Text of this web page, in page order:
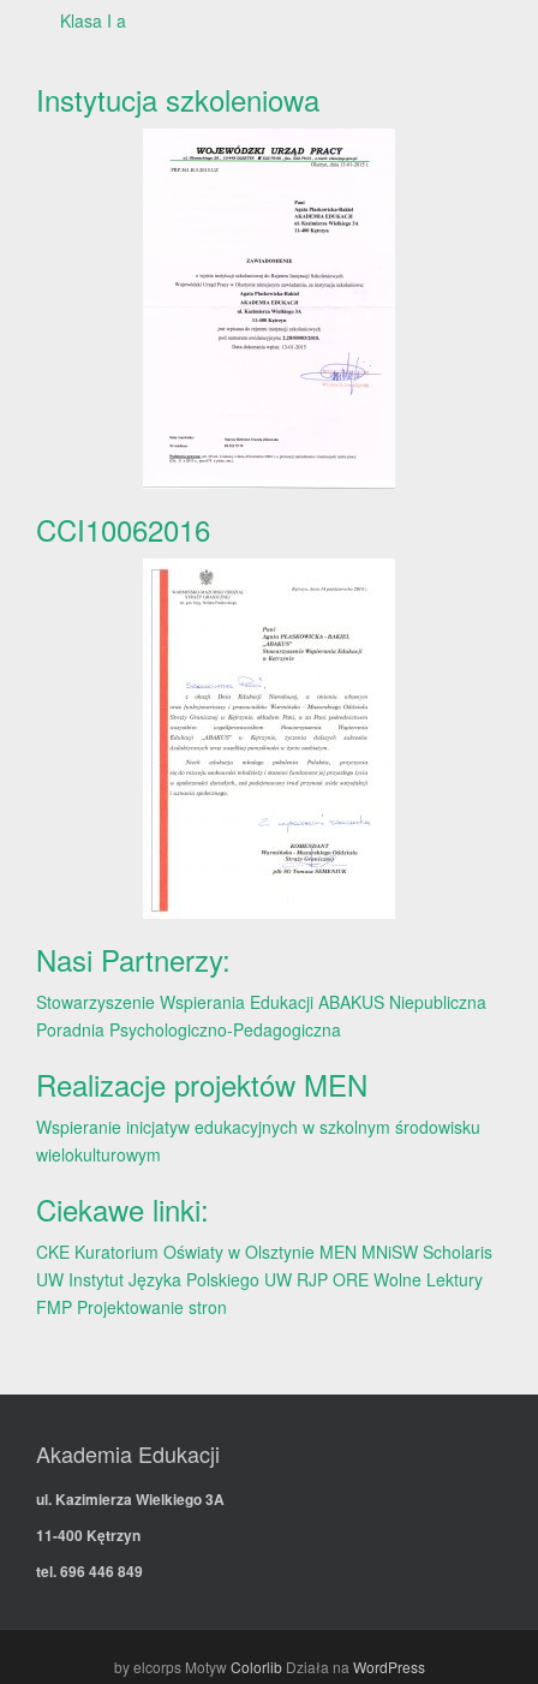
Klasa I a
Instytucja szkoleniowa
CCI10062016
Nasi Partnerzy:
Stowarzyszenie Wspierania Edukacji ABAKUS Niepubliczna
Poradnia Psychologiczno-Pedagogiczna
Realizacje projektów MEN
Wspieranie inicjatyw edukacyjnych w szkolnym środowisku
wielokulturowym
Ciekawe linki:
CKE Kuratorium Oświaty w Olsztynie MEN MNiSW Scholaris
UW Instytut Języka Polskiego UW RJP ORE Wolne Lektury
FMP Projektowanie stron
Akademia Edukacji
ul. Kazimierza Wielkiego 3A
11-400 Kętrzyn
tel. 696 446 849
by elcorps MotywColorlibDziała na WordPress